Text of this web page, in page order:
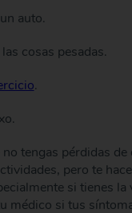
auto.
cosas pesadas.
.
tengas pérdidas
pero te
si tienes la
médico si tus